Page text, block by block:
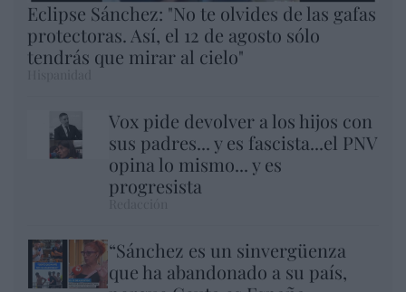
Eclipse Sánchez: "No te olvides de las gafas
protectoras. Así, el 12 de agosto sólo
tendrás que mirar al cielo"
Vox pide devolver a los hijos con
sus padres... y es fascista...el PNV
opina lo mismo... y es
progresista
“Sánchez es un sinvergüenza
que ha abandonado a su país,